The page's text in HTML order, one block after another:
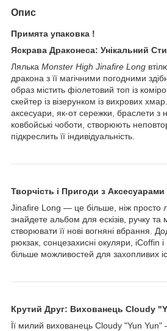
Опис
Примята упаковка !
Яскрава Драконеса: Унікальний
Лялька Monster High Jinafire Long
дракона з її магічними погодними
образ містить фіолетовий топ із
скейтер із візерунком із вихрових
аксесуари, як-от сережки, браслети з
ковбойські чоботи, створюють
підкреслить її індивідуальність.
Творчість і Пригоди з Аксесуарами
Jinafire Long — це більше, ніж просто
знайдете альбом для ескізів, ручку
створювати її нові вогняні вбрання.
рюкзак, сонцезахисні окуляри, iCoffin
більше можливостей для захопливих
Крутий Друг: Вихованець Cloudy
Її милий вихованець Cloudy "Yun